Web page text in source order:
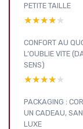
PETITE TAILLE
★★★★★
★★★★★
CONFORT AU
L’OUBLIE VITE
SENS)
★★★★★
★★★★★
PACKAGING :
UN CADEAU,
LUXE